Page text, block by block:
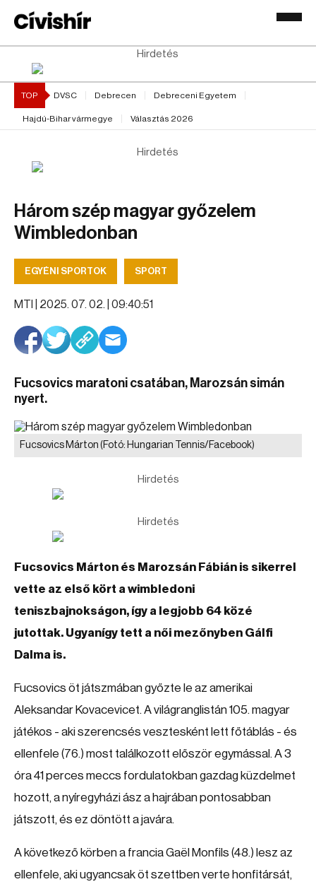
Hirdetés
TOP DVSC Debrecen Debreceni Egyetem
Hajdú-Bihar vármegye Választás 2026
Hirdetés
Három szép magyar győzelem
Wimbledonban
EGYÉNI SPORTOK SPORT
MTI | 2025. 07. 02. | 09:40:51
Fucsovics maratoni csatában, Marozsán simán
nyert.
Fucsovics Márton (Fotó: Hungarian Tennis/Facebook)
Hirdetés
Hirdetés
Fucsovics Márton és Marozsán Fábián is sikerrel
vette az első kört a wimbledoni
teniszbajnokságon, így a legjobb 64 közé
jutottak. Ugyanígy tett a női mezőnyben Gálfi
Dalma is.
Fucsovics öt játszmában győzte le az amerikai
Aleksandar Kovacevicet. A világranglistán 105. magyar
játékos - aki szerencsés vesztesként lett főtáblás - és
ellenfele (76.) most találkozott először egymással. A 3
óra 41 perces meccs fordulatokban gazdag küzdelmet
hozott, a nyíregyházi ász a hajrában pontosabban
játszott, és ez döntött a javára.
A következő körben a francia Gaël Monfils (48.) lesz az
ellenfele, aki ugyancsak öt szettben verte honfitársát,